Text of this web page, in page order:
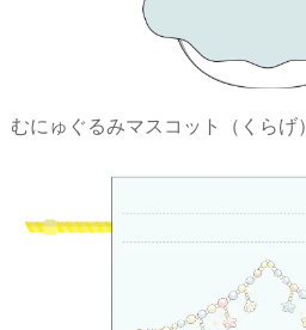
むにゅぐるみマスコット（くらげ）